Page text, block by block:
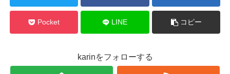
Pocket LINE コピー
karinをフォローする